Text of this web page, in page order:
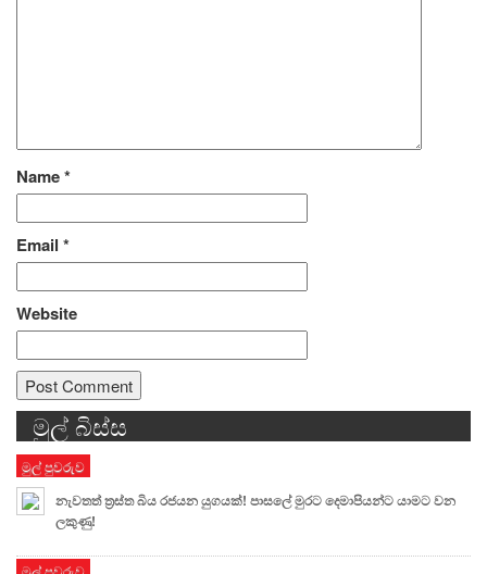
Name*
Email *
Website
Alternative:
මුල් බිස්ස
මුල් පුවරුව
නැවතත් ත්‍රස්ත බිය රජයන යුගයක්! පාසලේ මුරට දෙමාපියන්ට යාමට වන
ලකුණු!
මුල් පුවරුව